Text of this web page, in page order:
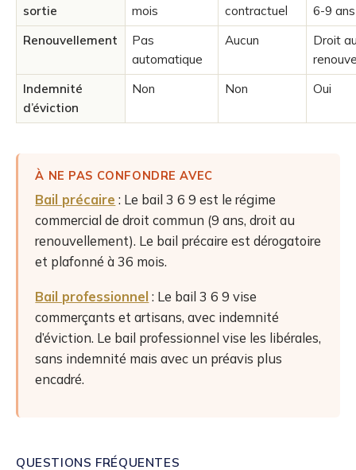
sortie
mois
contractuel
6-9 ans
Renouvellement
Pas
automatique
Aucun
Droit
Indemnité
d’éviction
Non Non Oui
À NE PAS CONFONDRE AVEC
Bail précaire : Le bail 3 6 9 est le régime
commercial de droit commun (9 ans, droit au
renouvellement). Le bail précaire est dérogatoire
et plafonné à 36 mois.
Bail professionnel : Le bail 3 6 9 vise
commerçants et artisans, avec indemnité
d’éviction. Le bail professionnel vise les libérales,
sans indemnité mais avec un préavis plus
encadré.
QUESTIONS FRÉQUENTES